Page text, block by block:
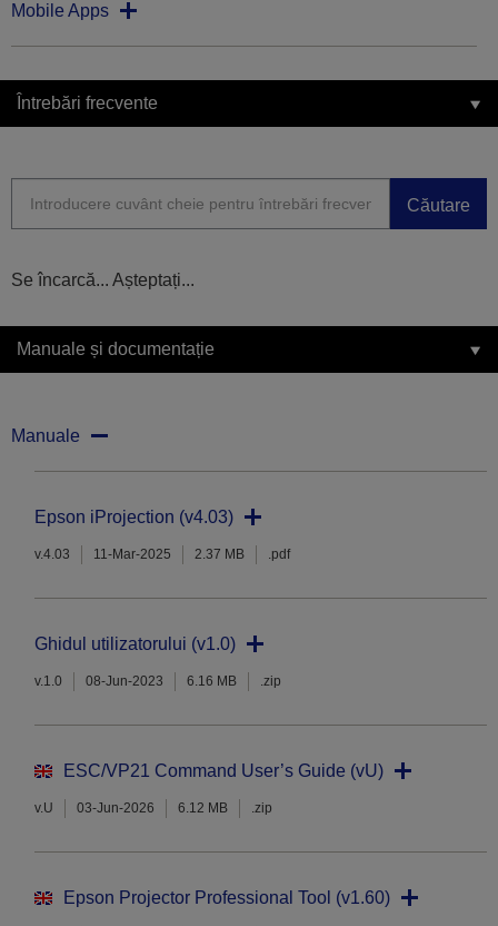
Mobile Apps
Întrebări frecvente
Căutare
Se încarcă... Așteptați...
Manuale și documentație
Manuale
Epson iProjection (v4.03)
v.4.03 11-Mar-2025 2.37 MB .pdf
Ghidul utilizatorului (v1.0)
v.1.0 08-Jun-2023 6.16 MB .zip
ESC/VP21 Command User’s Guide (vU)
v.U 03-Jun-2026 6.12 MB .zip
Epson Projector Professional Tool (v1.60)